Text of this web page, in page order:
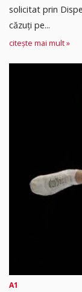
solicitat prin
căzuți pe...
citește mai mult »
A1